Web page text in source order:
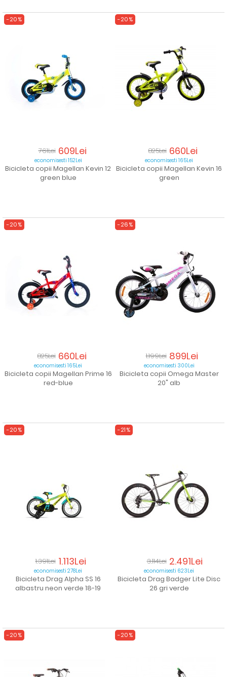
-20%
761Lei 609Lei
economisesti 152Lei
Bicicleta copii Magellan Kevin 12
green blue
-20%
825Lei 660Lei
economisesti 165Lei
Bicicleta copii Magellan Kevin 16
green
-20%
825Lei 660Lei
economisesti 165Lei
Bicicleta copii Magellan Prime 16
red-blue
-26%
1.199Lei 899Lei
economisesti 300Lei
Bicicleta copii Omega Master
20" alb
-20%
1.391Lei 1.113Lei
economisesti 278Lei
Bicicleta Drag Alpha SS 16
albastru neon verde 18-19
-21%
3.114Lei 2.491Lei
economisesti 623Lei
Bicicleta Drag Badger Lite Disc
26 gri verde
-20% -20%